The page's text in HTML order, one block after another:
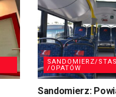
SANDOMIERZ/
/OPATÓW
Sandomierz: